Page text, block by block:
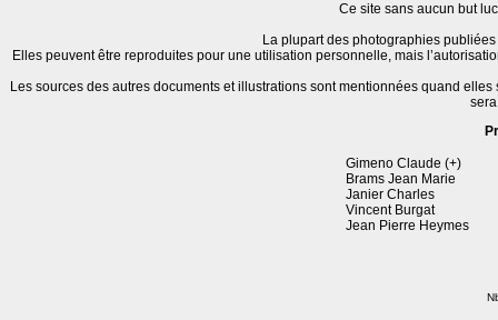
Ce site sans aucun but
La plupart des photographies
Elles peuvent être reproduites pour une utilisation personnelle, mais
Les sources des autres documents et illustrations sont mentionnées quand
Gimeno Claude (+)
Brams Jean Marie
Janier Charles
Vincent Burgat
Jean Pierre Heymes